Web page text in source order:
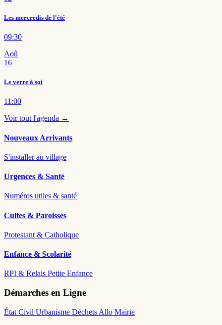
Les mercredis de l'été
09:30
Aoû
16
Le verre à soi
11:00
Voir tout l'agenda →
Nouveaux Arrivants
S'installer au village
Urgences & Santé
Numéros utiles & santé
Cultes & Paroisses
Protestant & Catholique
Enfance & Scolarité
RPI & Relais Petite Enfance
Démarches en Ligne
État Civil Urbanisme Déchets Allo Mairie